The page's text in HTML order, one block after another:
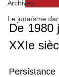
Archives
Le judaïsme
De 1980
XXIe